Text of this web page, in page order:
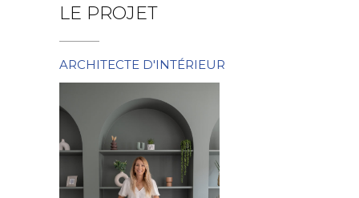
LE PROJET
ARCHITECTE D'INTÉRIEUR